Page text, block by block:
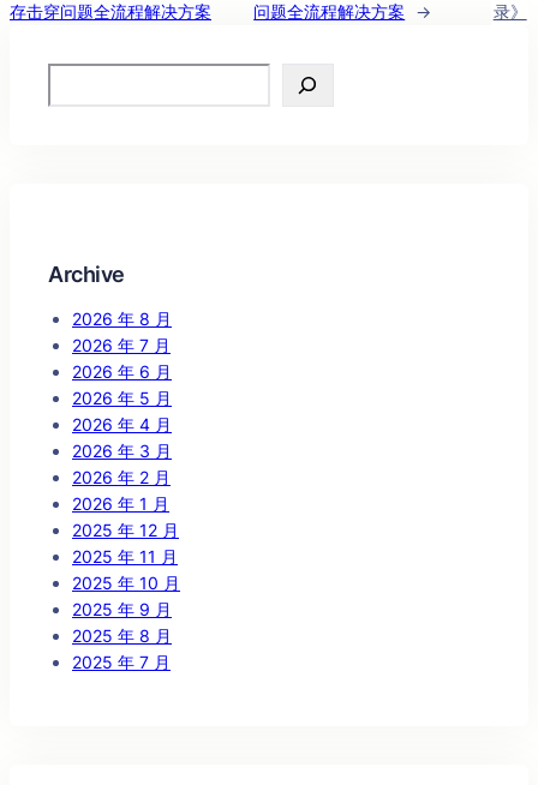
存击穿问题全流程解决方案
问题全流程解决方案
→
录》
Archive
2026 年 8 月
2026 年 7 月
2026 年 6 月
2026 年 5 月
2026 年 4 月
2026 年 3 月
2026 年 2 月
2026 年 1 月
2025 年 12 月
2025 年 11 月
2025 年 10 月
2025 年 9 月
2025 年 8 月
2025 年 7 月